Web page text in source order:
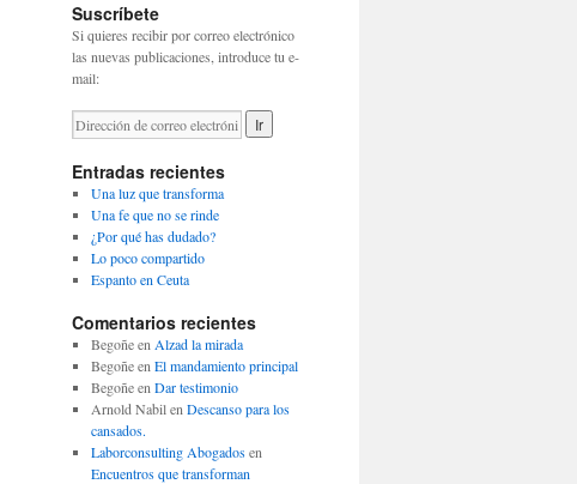
Suscríbete
Si quieres recibir por correo electrónico
las nuevas publicaciones, introduce tu e-
mail:
Entradas recientes
Una luz que transforma
Una fe que no se rinde
¿Por qué has dudado?
Lo poco compartido
Espanto en Ceuta
Comentarios recientes
Begoñeen Alzad la mirada
Begoñeen El mandamiento principal
Begoñeen Dar testimonio
Arnold Nabilen Descanso para los
cansados.
Laborconsulting Abogadosen
Encuentros que transforman